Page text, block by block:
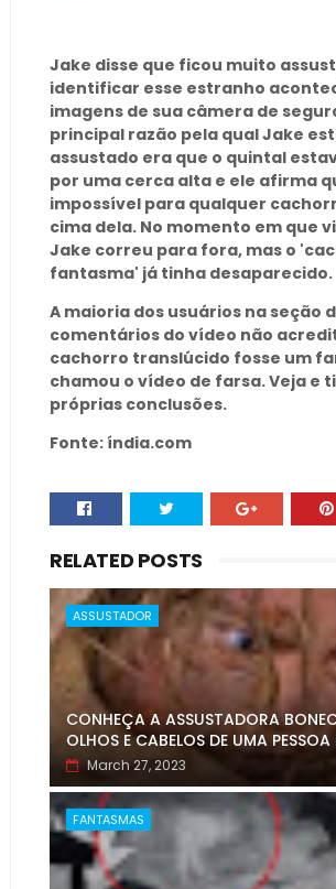
Jake disse que ficou muito
identificar esse estranho
imagens de sua câmera de
principal razão pela qual Jake
assustado era que o quintal
por uma cerca alta e ele afirma
impossível para qualquer
cima dela. No momento em que
Jake correu para fora, mas o
fantasma' já tinha desaparecido.
A maioria dos usuários na seção
comentários do vídeo não
cachorro translúcido fosse um
chamou o vídeo de farsa. Veja e
próprias conclusões.
Fonte: índia.com
RELATED POSTS
ASSUSTADOR
CONHEÇA A ASSUSTADORA
OLHOS E CABELOS DE UMA PESSOA
March 27, 2023
FANTASMAS